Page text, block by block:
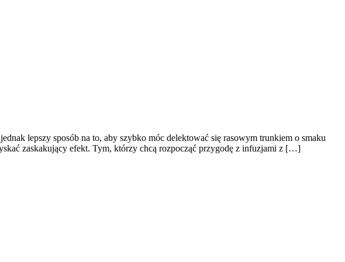
lepszy sposób na to, aby szybko móc delektować się rasowym trunkiem o smaku
zaskakujący efekt. Tym, którzy chcą rozpocząć przygodę z infuzjami z […]